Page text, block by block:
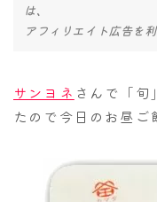
は、
アフィリエイト広告を
サンヨネ さんで「
たので今日のお昼